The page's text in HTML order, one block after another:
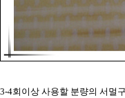
3-4회이상 사용할 분량의 서멀